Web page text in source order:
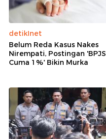
detikInet
Belum Reda Kasus Nakes
Nirempati, Postingan 'BPJS
Cuma 1%' Bikin Murka